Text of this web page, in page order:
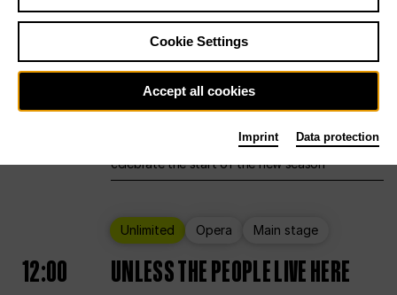
Sat29.8.
Ballet Main stage Staatsballett Berlin
12:00 Eröffnungswochenende
Deutsche Oper Berlin opens its doors to
celebrate the start of the new season
Unlimited Opera Main stage
12:00 UNLESS THE PEOPLE LIVE HERE
Cookie Settings
Accept all cookies
Imprint Data protection